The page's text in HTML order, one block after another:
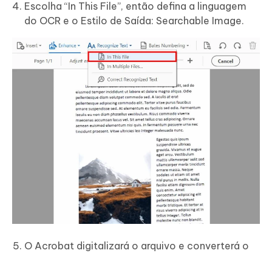
Escolha “In This File”, então defina a linguagem
do OCR e o Estilo de Saída: Searchable Image.
O Acrobat digitalizará o arquivo e converterá o